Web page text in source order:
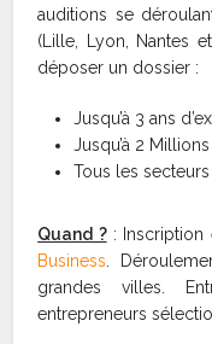
auditions se
(Lille, Lyon, Nantes
déposer un dossier :
Jusqu’à 3 ans
Jusqu’à 2
Tous les
Quand ?: Inscription
Business .
grandes villes.
entrepreneurs